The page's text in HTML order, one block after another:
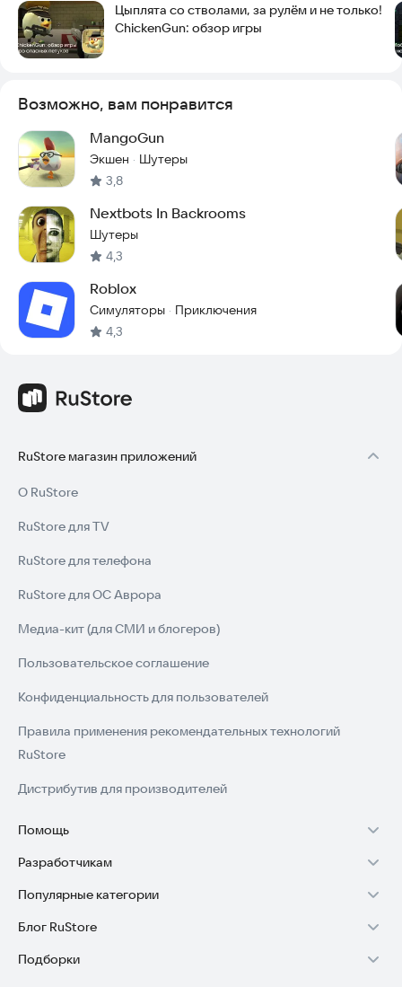
Цыплята со стволами, за рулём и не только!
ChickenGun: обзор игры
Возможно, вам понравится
MangoGun
Экшен · Шутеры
3,8
Nextbots In Backrooms
Шутеры
4,3
Roblox
Симуляторы · Приключения
4,3
RuStore магазин приложений
О RuStore
RuStore для TV
RuStore для телефона
RuStore для ОС Аврора
Медиа-кит (для СМИ и блогеров)
Пользовательское соглашение
Конфиденциальность для пользователей
Правила применения рекомендательных технологий
RuStore
Дистрибутив для производителей
Помощь
Установка RuStore на TV
Установка RuStore на телефон
Установка RuStore в машину
Помощь пользователям RuStore
Разработчикам
Зарабатывать с RuStore
Стать разработчиком
Доступ к RuStore Консоль
Популярные категории
Игры для Android
Приложения банков
Блог RuStore
Обзоры игр для Android 2025
Подборки